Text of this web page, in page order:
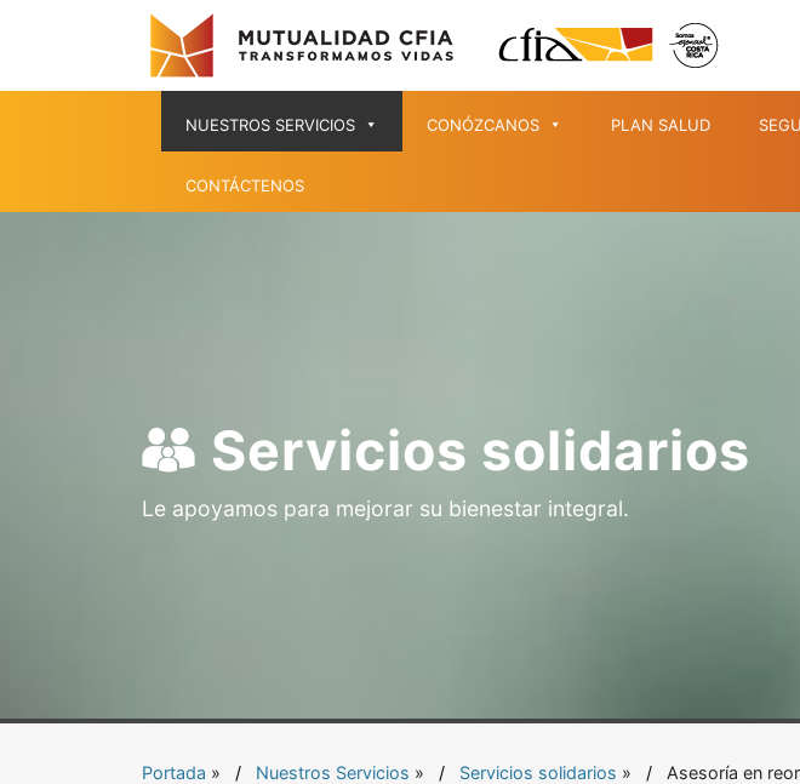
NUESTROS SERVICIOS CONÓZCANOS PLAN SALUD
CONTÁCTENOS
Servicios solidarios
Le apoyamos para mejorar su bienestar integral.
Portada » Nuestros Servicios » Servicios solidarios » Asesoría en